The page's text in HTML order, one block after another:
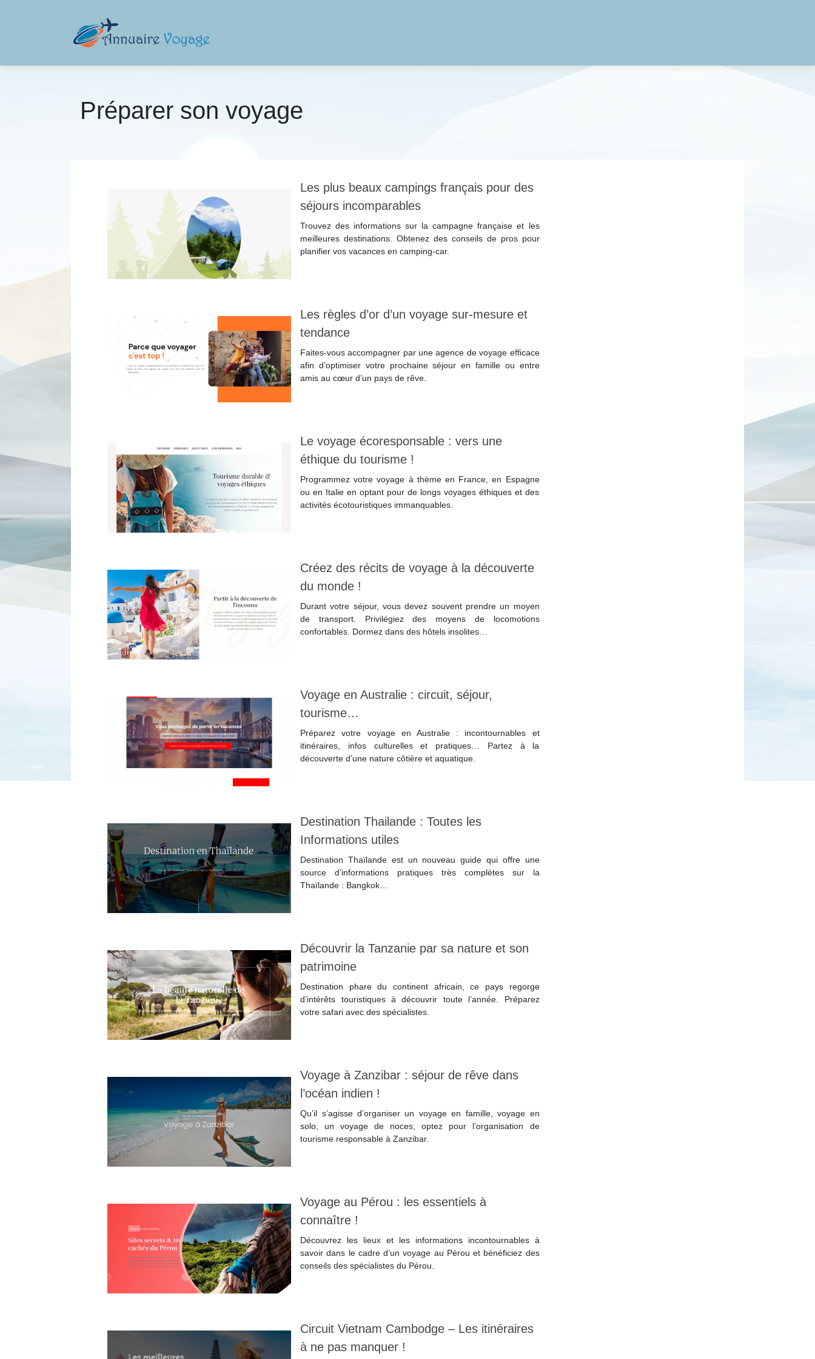
Préparer son voyage
Les plus beaux campings français pour des
séjours incomparables
Trouvez des informations sur la campagne française et les
meilleures destinations. Obtenez des conseils de pros pour
planifier vos vacances en camping-car.
Les règles d’or d’un voyage sur-mesure et
tendance
Faites-vous accompagner par une agence de voyage efficace
afin d’optimiser votre prochaine séjour en famille ou entre
amis au cœur d’un pays de rêve.
Le voyage écoresponsable : vers une
éthique du tourisme !
Programmez votre voyage à thème en France, en Espagne
ou en Italie en optant pour de longs voyages éthiques et des
activités écotouristiques immanquables.
Créez des récits de voyage à la découverte
du monde !
Durant votre séjour, vous devez souvent prendre un moyen
de transport. Privilégiez des moyens de locomotions
confortables. Dormez dans des hôtels insolites…
Voyage en Australie : circuit, séjour,
tourisme…
Préparez votre voyage en Australie : incontournables et
itinéraires, infos culturelles et pratiques… Partez à la
découverte d’une nature côtière et aquatique.
Destination Thailande : Toutes les
Informations utiles
Destination Thaïlande est un nouveau guide qui offre une
source d’informations pratiques très complètes sur la
Thaïlande : Bangkok…
Découvrir la Tanzanie par sa nature et son
patrimoine
Destination phare du continent africain, ce pays regorge
d’intérêts touristiques à découvrir toute l’année. Préparez
votre safari avec des spécialistes.
Voyage à Zanzibar : séjour de rêve dans
l’océan indien !
Qu’il s’agisse d’organiser un voyage en famille, voyage en
solo, un voyage de noces, optez pour l’organisation de
tourisme responsable à Zanzibar.
Voyage au Pérou : les essentiels à
connaître !
Découvrez les lieux et les informations incontournables à
savoir dans le cadre d’un voyage au Pérou et bénéficiez des
conseils des spécialistes du Pérou.
Circuit Vietnam Cambodge – Les itinéraires
à ne pas manquer !